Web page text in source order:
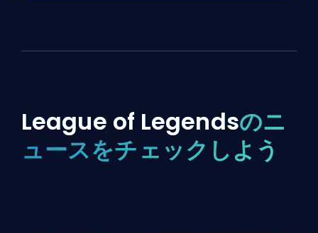
League of Legendsのニ
ュースをチェックしよう